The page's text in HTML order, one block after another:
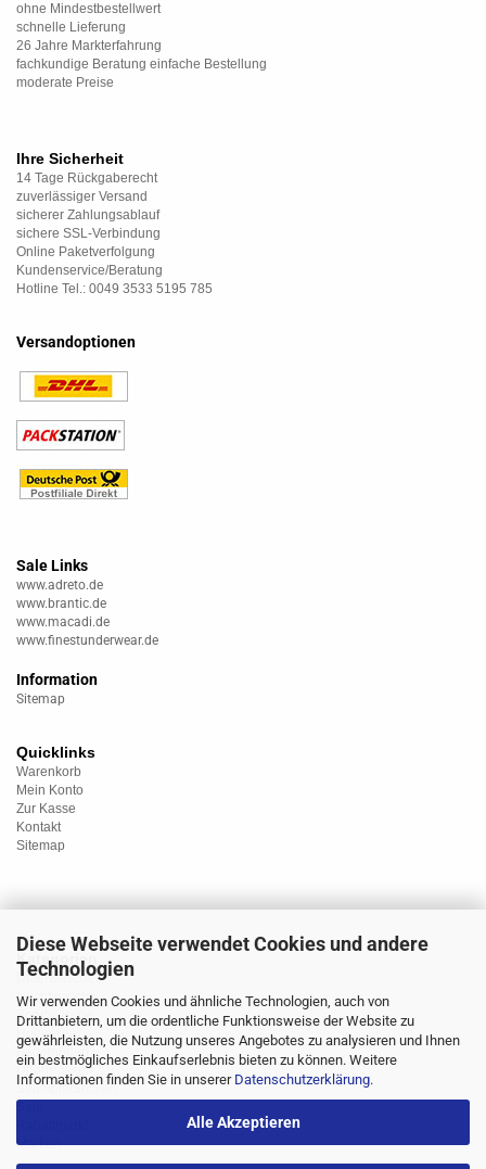
Diese Webseite verwendet Cookies und andere
Technologien
Wir verwenden Cookies und ähnliche Technologien, auch von
Drittanbietern, um die ordentliche Funktionsweise der Website zu
gewährleisten, die Nutzung unseres Angebotes zu analysieren und Ihnen
ein bestmögliches Einkaufserlebnis bieten zu können. Weitere
Informationen finden Sie in unserer Datenschutzerklärung.
Alle Akzeptieren
ohne Mindestbestellwert
schnelle Lieferung
26 Jahre Markterfahrung
fachkundige Beratung einfache Bestellung
moderate Preise
Ihre Sicherheit
14 Tage Rückgaberecht
zuverlässiger Versand
sicherer Zahlungsablauf
sichere SSL-Verbindung
Online Paketverfolgung
Kundenservice/Beratung
Hotline Tel.: 0049 3533 5195 785
Versandoptionen
Sale Links
www.adreto.de
www.brantic.de
www.macadi.de
www.finestunderwear.de
Information
Sitemap
Quicklinks
Warenkorb
Mein Konto
Zur Kasse
Kontakt
Sitemap
Kategorien
Unterwäsche
Nachtwäsche
Sportwäsche
Homewear
Bademoden
Übergrössen
Strümpfe/Socken
Marken